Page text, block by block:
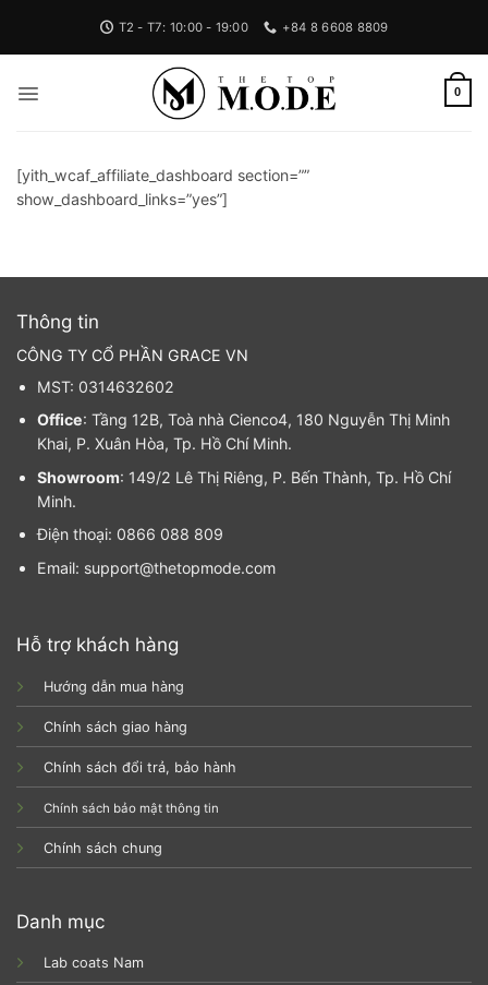
nội
T2 - T7: 10:00 - 19:00 +84 8 6608 8809
0
[yith_wcaf_affiliate_dashboard section=””
show_dashboard_links=”yes”]
Thông tin
CÔNG TY CỔ PHẦN GRACE VN
MST: 0314632602
Office: Tầng 12B, Toà nhà Cienco4, 180 Nguyễn Thị Minh
Khai, P. Xuân Hòa, Tp. Hồ Chí Minh.
Showroom: 149/2 Lê Thị Riêng, P. Bến Thành, Tp. Hồ Chí
Minh.
Điện thoại: 0866 088 809
Email: support@thetopmode.com
Hỗ trợ khách hàng
Hướng dẫn mua hàng
Chính sách giao hàng
Chính sách đổi trả, bảo hành
Chính sách bảo mật thông tin
Chính sách chung
Danh mục
Lab coats Nam